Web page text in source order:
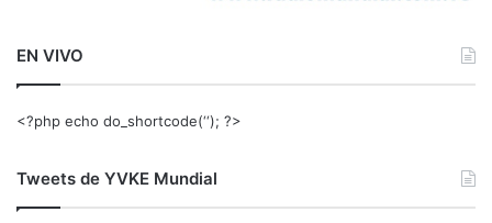
EN VIVO
<?php echo do_shortcode(‘‘); ?>
Tweets de YVKE Mundial